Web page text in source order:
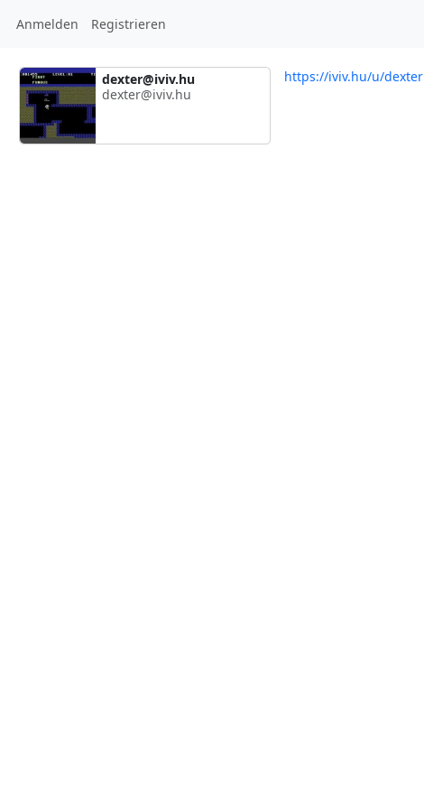
Anmelden Registrieren
dexter@iviv.hu
dexter@iviv.hu
https://iviv.hu/u/dexter